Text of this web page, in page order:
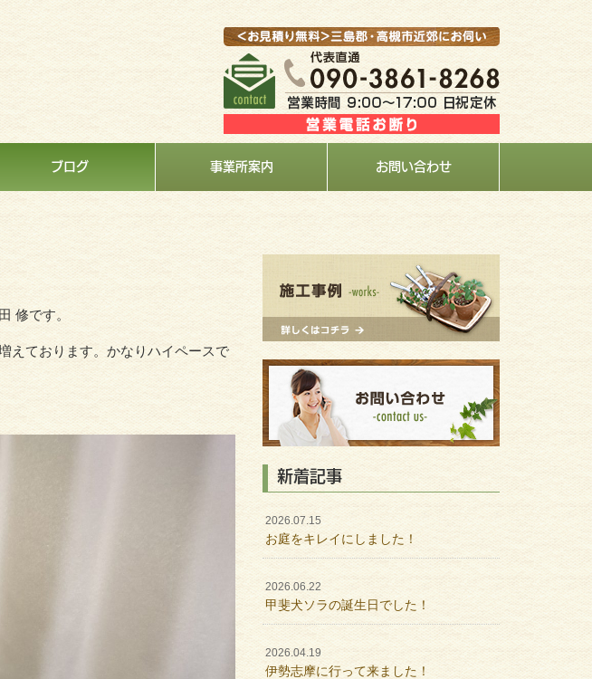
ブログ 事業所案内 お問い合わせ
修です。
えております。かなりハイペースで
新着記事
2026.07.15
お庭をキレイにしました！
2026.06.22
甲斐犬ソラの誕生日でした！
2026.04.19
伊勢志摩に行って来ました！